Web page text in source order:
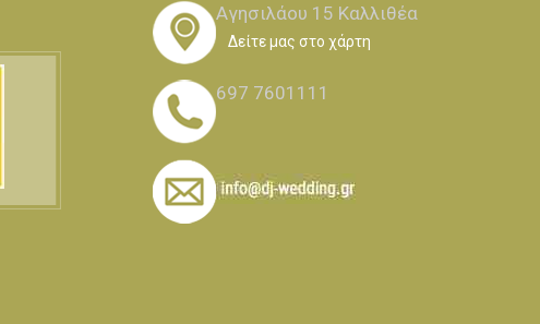
Αγησιλάου 15 Καλλιθέα
Δείτε μας στο χάρτη
697 7601111